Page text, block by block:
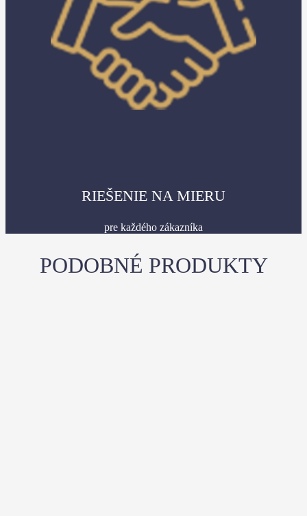
RIEŠENIE NA MIERU
pre každého zákazníka
PODOBNÉ PRODUKTY